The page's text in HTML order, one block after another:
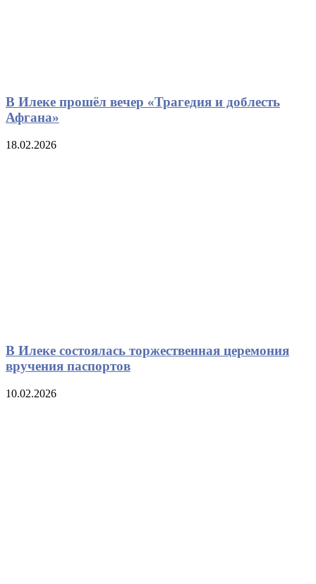
В Илеке прошёл вечер «Трагедия и доблесть
Афгана»
18.02.2026
В Илеке состоялась торжественная церемония
вручения паспортов
10.02.2026